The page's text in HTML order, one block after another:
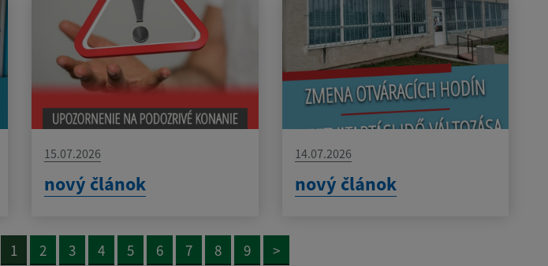
15.07.2026
nový článok
14.07.2026
nový článok
1 2 3 4 5 6 7 8 9 >